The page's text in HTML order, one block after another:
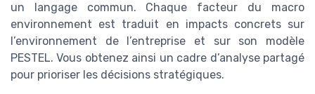
un langage commun. Chaque facteur du macro
environnement est traduit en impacts concrets sur
l’environnement de l’entreprise et sur son modèle
PESTEL. Vous obtenez ainsi un cadre d’analyse partagé
pour prioriser les décisions stratégiques.